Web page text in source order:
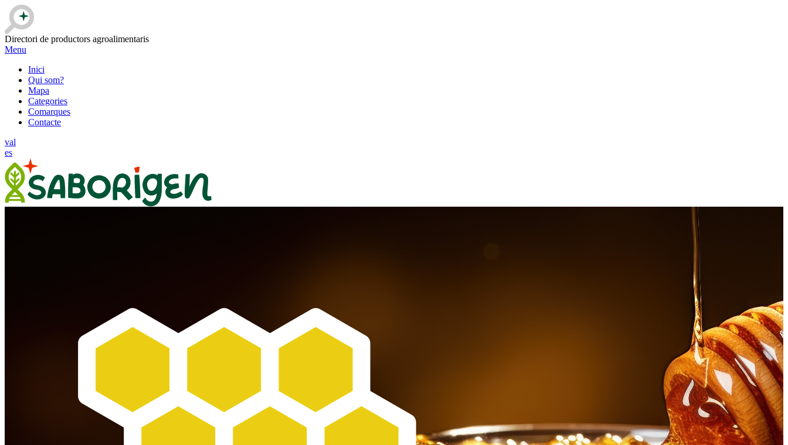
Directori de productors agroalimentaris
Menu
Inici
Qui som?
Mapa
Categories
Comarques
Contacte
val
es